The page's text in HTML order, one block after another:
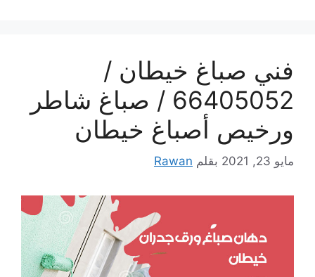
فني صباغ خيطان /
66405052 / صباغ شاطر
ورخيص أصباغ خيطان
مايو 23, 2021 بقلم Rawan